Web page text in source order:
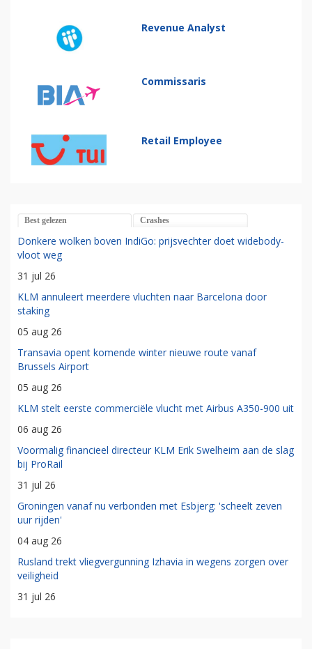
Revenue Analyst
Commissaris
Retail Employee
Best gelezen Crashes
Donkere wolken boven IndiGo: prijsvechter doet widebody-
vloot weg
31 jul 26
KLM annuleert meerdere vluchten naar Barcelona door
staking
05 aug 26
Transavia opent komende winter nieuwe route vanaf
Brussels Airport
05 aug 26
KLM stelt eerste commerciële vlucht met Airbus A350-900 uit
06 aug 26
Voormalig financieel directeur KLM Erik Swelheim aan de slag
bij ProRail
31 jul 26
Groningen vanaf nu verbonden met Esbjerg: 'scheelt zeven
uur rijden'
04 aug 26
Rusland trekt vliegvergunning Izhavia in wegens zorgen over
veiligheid
31 jul 26